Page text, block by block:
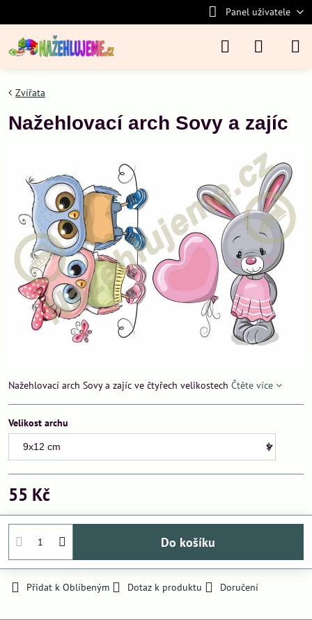
Panel uživatele
Zvířata
Nažehlovací arch Sovy a zajíc
Nažehlovací arch Sovy a zajíc ve čtyřech velikostech Čtěte více
Velikost archu
55 Kč
Do košíku
Přidat k Oblíbeným Dotaz k produktu Doručení